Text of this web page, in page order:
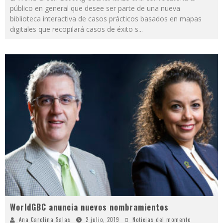
público en general que desee ser parte de una nueva
biblioteca interactiva de casos prácticos basados en mapas
digitales que recopilará casos de éxito s...
WorldGBC anuncia nuevos nombramientos
Ana Carolina Salas 2 julio, 2019 Noticias del momento